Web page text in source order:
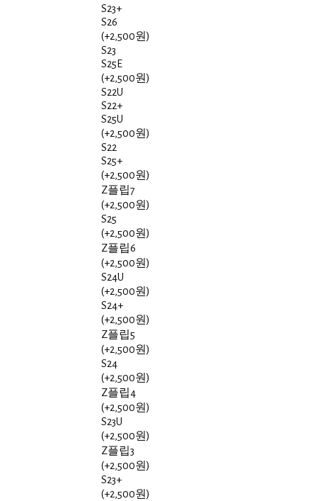
S23+
S26
(+2,500원)
S23
S25E
(+2,500원)
S22U
S22+
S25U
(+2,500원)
S22
S25+
(+2,500원)
Z플립7
(+2,500원)
S25
(+2,500원)
Z플립6
(+2,500원)
S24U
(+2,500원)
S24+
(+2,500원)
Z플립5
(+2,500원)
S24
(+2,500원)
Z플립4
(+2,500원)
S23U
(+2,500원)
Z플립3
(+2,500원)
S23+
(+2,500원)